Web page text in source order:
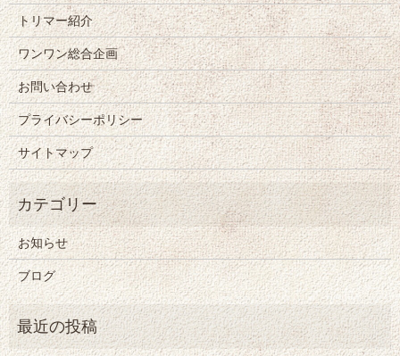
トリマー紹介
ワンワン総合企画
お問い合わせ
プライバシーポリシー
サイトマップ
お知らせ
ブログ